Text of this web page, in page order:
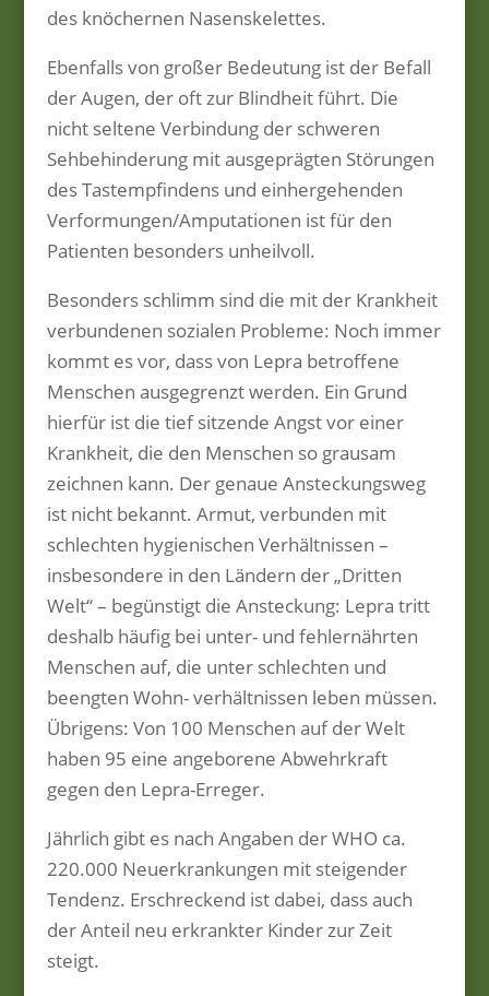
des knöchernen Nasenskelettes.
Ebenfalls von großer Bedeutung ist der Befall
der Augen, der oft zur Blindheit führt. Die
nicht seltene Verbindung der schweren
Sehbehinderung mit ausgeprägten Störungen
des Tastempfindens und einhergehenden
Verformungen/Amputationen ist für den
Patienten besonders unheilvoll.
Besonders schlimm sind die mit der Krankheit
verbundenen sozialen Probleme: Noch immer
kommt es vor, dass von Lepra betroffene
Menschen ausgegrenzt werden. Ein Grund
hierfür ist die tief sitzende Angst vor einer
Krankheit, die den Menschen so grausam
zeichnen kann. Der genaue Ansteckungsweg
ist nicht bekannt. Armut, verbunden mit
schlechten hygienischen Verhältnissen –
insbesondere in den Ländern der „Dritten
Welt“ – begünstigt die Ansteckung: Lepra tritt
deshalb häufig bei unter- und fehlernährten
Menschen auf, die unter schlechten und
beengten Wohn- verhältnissen leben müssen.
Übrigens: Von 100 Menschen auf der Welt
haben 95 eine angeborene Abwehrkraft
gegen den Lepra-Erreger.
Jährlich gibt es nach Angaben der WHO ca.
220.000 Neuerkrankungen mit steigender
Tendenz. Erschreckend ist dabei, dass auch
der Anteil neu erkrankter Kinder zur Zeit
steigt.